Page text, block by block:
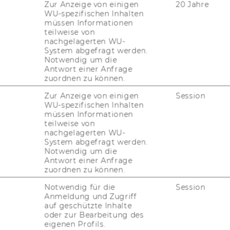
am In­sti­tut für Pu­blic Ma­nage­ment
Wien. Sie be­schäf­tigt sich
prak­ti­schen Im­pli­ka­tio­nen der di­gi­ta­len
mit dem ethi­schen und ver­ant­
​Technologien im öf­fent­li­chen Sek­tor aus­
sich der Frage, in­wie­fern dis­rup­ti­ve KI
er­leich­tern und Ent­schei­dungs­fin­dungs­
kann bei­spiels­wei­se zu einer ver­bes­
so­zia­le Ge­rech­tig­keit bei­tra­gen.
She­fa­li Vir­kar am De­part­ment für E-​
der Uni­ver­si­tät für Wei­ter­bil­
Zur Anzeige von einigen
WU-spezifischen Inhalten
müssen Informationen
teilweise von
nachgelagerten WU-
System abgefragt werden.
Notwendig um die
Antwort einer Anfrage
zuordnen zu können.
20 Jahre
Zur Anzeige von einigen
WU-spezifischen Inhalten
müssen Informationen
teilweise von
nachgelagerten WU-
System abgefragt werden.
Notwendig um die
Antwort einer Anfrage
zuordnen zu können.
Session
Notwendig für die
Anmeldung und Zugriff
auf geschützte Inhalte
oder zur Bearbeitung des
eigenen Profils.
Session